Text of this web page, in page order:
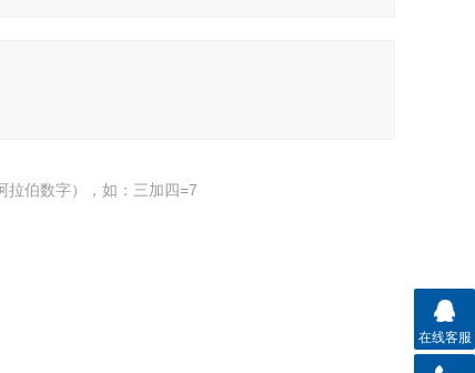
拉伯数字），如：三加四=7
在线客服